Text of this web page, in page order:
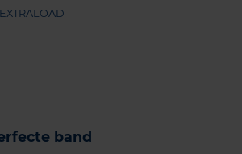
band